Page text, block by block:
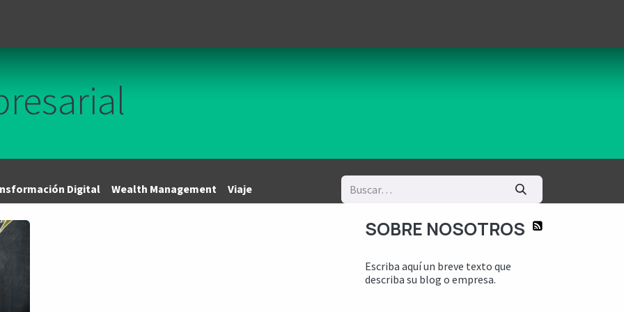
Digital Wealth Management Viaje
SOBRE NOSOTROS
Escriba aquí un breve texto que
describa su blog o empresa.